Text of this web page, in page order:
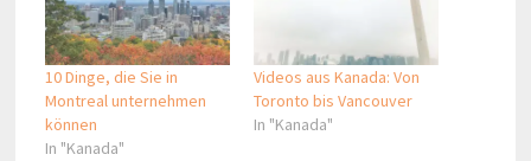
10 Dinge, die Sie in
Montreal unternehmen
können
In "Kanada"
Videos aus Kanada: Von
Toronto bis Vancouver
In "Kanada"